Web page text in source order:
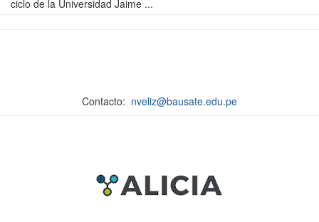
ciclo de la Universidad Jaime ...
Contacto: nveliz@bausate.edu.pe